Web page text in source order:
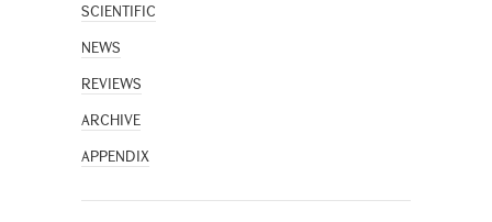
SCIENTIFIC
NEWS
REVIEWS
ARCHIVE
APPENDIX